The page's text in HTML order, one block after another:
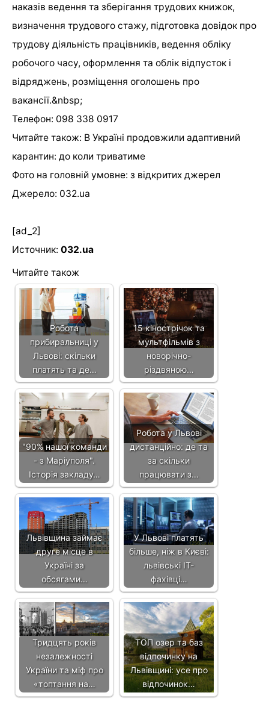
наказів ведення та зберігання трудових книжок,
визначення трудового стажу, підготовка довідок про
трудову діяльність працівників, ведення обліку
робочого часу, оформлення та облік відпусток і
відряджень, розміщення оголошень про
вакансії.&nbsp;
Телефон: 098 338 0917
Читайте також: В Україні продовжили адаптивний
карантин: до коли триватиме
Фото на головній умовне: з відкритих джерел
Джерело: 032.ua
[ad_2]
Источник: 032.ua
Читайте також
Робота
прибиральниці у
Львові: скільки
платять та де…
15 кінострічок та
мультфільмів з
новорічно-
різдвяною…
"90% нашої команди
- з Маріуполя".
Історія закладу…
Робота у Львові
дистанційно: де та
за скільки
працювати з…
Львівщина займає
друге місце в
Україні за
обсягами…
У Львові платять
більше, ніж в Києві:
львівські IT-
фахівці…
Тридцять років
незалежності
України та міф про
«топтання на…
ТОП озер та баз
відпочинку на
Львівщині: усе про
відпочинок…